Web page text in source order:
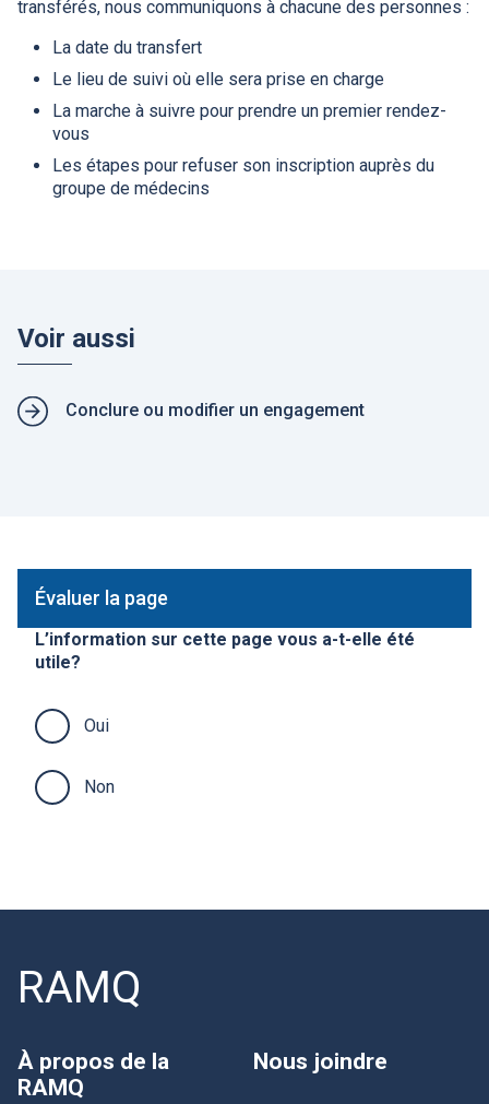
transférés, nous communiquons à chacune des personnes :
La date du transfert
Le lieu de suivi où elle sera prise en charge
La marche à suivre pour prendre un premier rendez-
vous
Les étapes pour refuser son inscription auprès du
groupe de médecins
Voir aussi
P
n
Conclure ou modifier un engagement
Évaluer la page
L’information sur cette page vous a-t-elle été
utile?
Oui
Non
RAMQ
À propos de la
RAMQ
Nous joindre